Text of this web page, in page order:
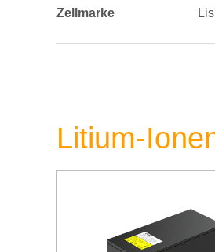
Zellmarke
Litium-